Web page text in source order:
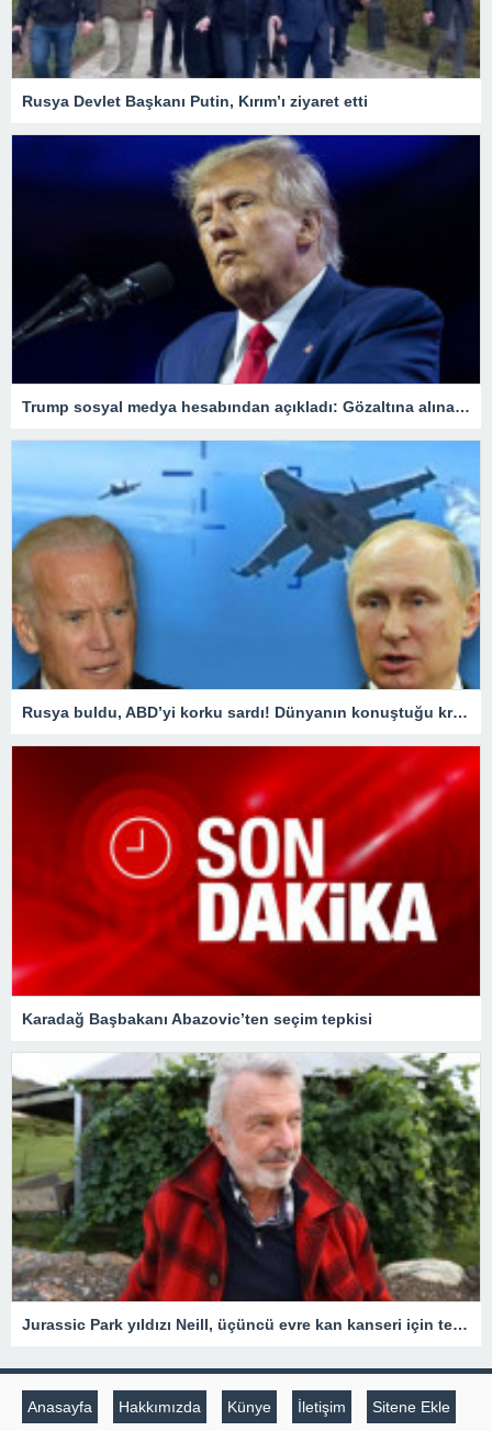
Rusya Devlet Başkanı Putin, Kırım’ı ziyaret etti
Trump sosyal medya hesabından açıkladı: Gözaltına alınacağım
Rusya buldu, ABD’yi korku sardı! Dünyanın konuştuğu krizde kilit ülke Türkiye oldu
Karadağ Başbakanı Abazovic’ten seçim tepkisi
Jurassic Park yıldızı Neill, üçüncü evre kan kanseri için tedavi gördüğünü açıkladı
Anasayfa Hakkımızda Künye İletişim Sitene Ekle